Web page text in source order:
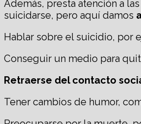
Además, presta atención a
suicidarse, pero aquí damos
Hablar sobre el suicidio, por
Conseguir un medio para
Retraerse del contacto
Tener cambios de humor,